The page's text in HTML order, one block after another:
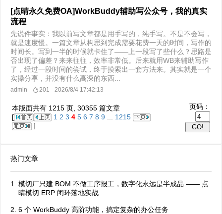
[点晴永久免费OA]WorkBuddy辅助写公众号，我的真实
流程
先说件事实：我以前写文章都是用手写的，纯手写。不是不会写，
就是速度慢。一篇文章从构思到完成需要花费一天的时间，写作的
时间长。写到一半的时候就卡住了——上一段写了些什么？思路是
否出现了偏差？来来往往，效率非常低。后来就用WB来辅助写作
了，经过一段时间的尝试，终于摸索出一套方法来。其实就是一个
实操分享，并没有什么高深的东西...
admin 201 2026/8/4 17:42:13
本版面共有 1215 页, 30355 篇文章
[
1 2 3 4 5 6 7 8 9
1215
]
页码：
热门文章
模切厂只建 BOM 不做工序报工，数字化永远是半成品 —— 点
晴模切 ERP 闭环落地实战
6 个 WorkBuddy 高阶功能，搞定复杂的办公任务